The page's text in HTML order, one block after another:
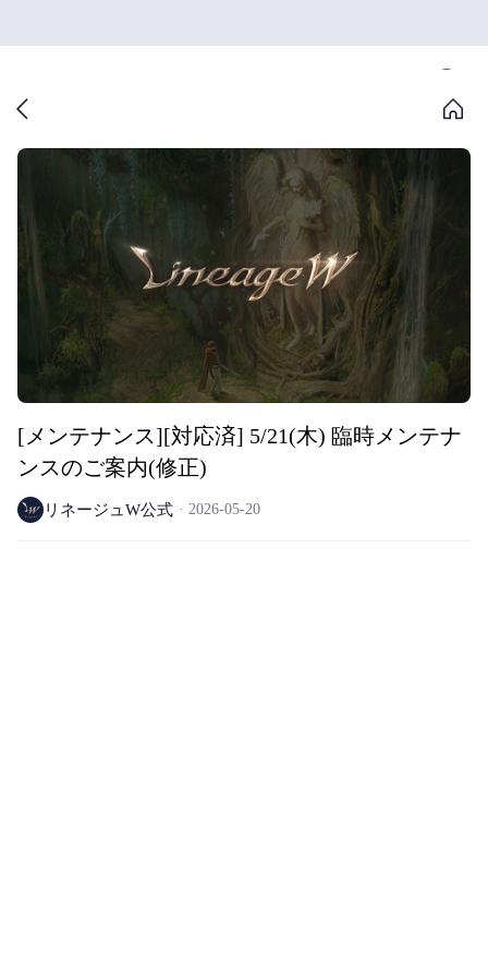
[メンテナンス][対応済] 5/21(木) 臨時メンテナ
ンスのご案内(修正)
リネージュW公式 2026-05-20